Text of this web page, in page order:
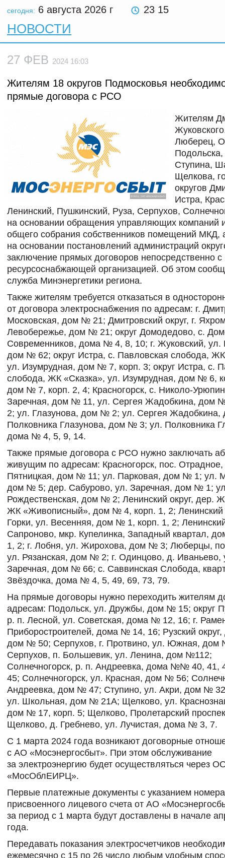
сегодня: 6 августа 2026 г 23 15
НОВОСТИ
27 ФЕВ 2024 16:03
Жителям 18 округов Подмосковья
прямые договора с РСО
Жителям
Люберец,
Подольска,
Ступина,
Щелкова,
округов
Истра,
Ленинский, Пушкинский, Руза, Серпухов,
на основании обращения управляющих компаний
общего собрания собственников помещений МКД,
на основании постановлений администраций
заключение прямых договоров непосредственно с
ресурсоснабжающей организацией. Об этом
служба Минэнергетики региона.
Также жителям требуется отказаться в
от договора электроснабжения по адресам: г.
Московская, дом № 21; Дмитровский округ, г.
Левобережье, дом № 21; округ Домодедово, с.
Современников, дома № 4, 8, 10; г. Жуковский, ул.
дом № 62; округ Истра, с. Павловская слобода,
ул. Изумрудная, дом № 7, корп. 3; округ Истра, с.
слобода, ЖК «Сказка», ул. Изумрудная, дом № 6,
дом № 7, корп. 2, 4; Красногорск, с. Николо-
Заречная, дом № 11, ул. Сергея Жадобкина, дом
2; ул. Глазунова, дом № 2; ул. Сергея
Полковника Глазунова, дом № 3; ул. Полковника
дома № 4, 5, 9, 14.
Также прямые договора с РСО нужно заключать
живущим по адресам: Красногорск, пос. Отрадное,
Пятницкая, дом № 11; ул. Парковая, дом № 1; ул.
дом № 5; дер. Сабурово, ул. Заречная, дом № 1;
Рождественская, дом № 2; Ленинский округ, дер.
ЖК «Живописный», дом № 4, корп. 1, 2; Ленинский
Горки, ул. Весенняя, дом № 1, корп. 1, 2;
Сапроново, мкр. Купелинка, Западный квартал,
1, 2; г. Лобня, ул. Жирохова, дом № 3; Люберцы,
ул. Рязанская, дом № 2; г. Одинцово, д. Иваньево,
Заречная, дом № 66; с. Саввинская Слобода,
Звёздочка, дома № 4, 5, 49, 69, 73, 79.
На прямые договоры нужно переходить жителям
адресам: Подольск, ул. Дружбы, дом № 15; округ
р. п. Лесной, ул. Советская, дома № 12, 16; г.
Приборостроителей, дома № 14, 16; Рузский
дом № 50; Серпухов, г. Протвино, ул. Южная, дом
Серпухов, п. Большевик, ул. Ленина, дом №112;
Солнечногорск, р. п. Андреевка, дома №№ 40, 41,
45; Солнечногорск, ул. Красная, дом № 56;
Андреевка, дом № 47; Ступино, ул. Акри, дом №
ул. Школьная, дом № 21А; Щелково, ул.
дом № 17, корп. 5; Щелково, Пролетарский
Щелково, д. Гребнево, ул. Лучистая, дома № 3, 7.
С 1 марта 2024 года возникают договорные
с АО «Мосэнергосбыт». При этом обслуживание
за электроэнергию будет осуществляться через
«МосОблЕИРЦ».
Первые платежные документы с указанием номера
присвоенного лицевого счета от АО
за период с 1 марта будут доставлены в начале
года.
Передавать показания электросчетчиков
ежемесячно с 15 по 26 число любым удобным